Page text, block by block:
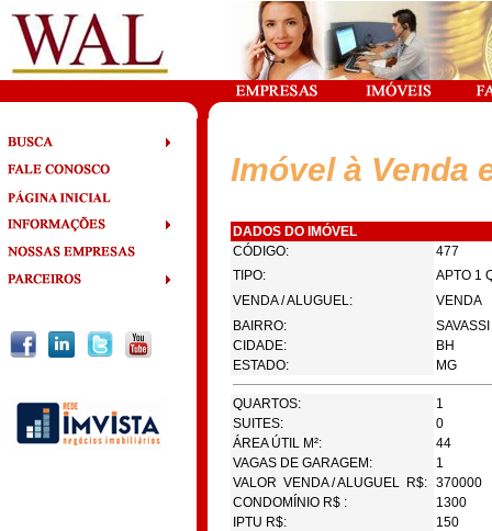
Imóvel à Venda
DADOS DO IMÓVEL
CÓDIGO:
477
TIPO:
APTO 1
VENDA / ALUGUEL:
VENDA
BAIRRO:
SAVASSI
CIDADE:
BH
ESTADO:
MG
QUARTOS:
1
SUITES:
0
ÁREA ÚTIL M²:
44
VAGAS DE GARAGEM:
1
VALOR VENDA / ALUGUEL R$: 370000
CONDOMÍNIO R$ :
1300
IPTU R$:
150